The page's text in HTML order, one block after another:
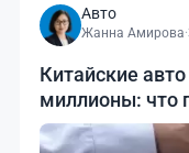
Авто
Жанна Амирова·
Китайские
миллионы: что